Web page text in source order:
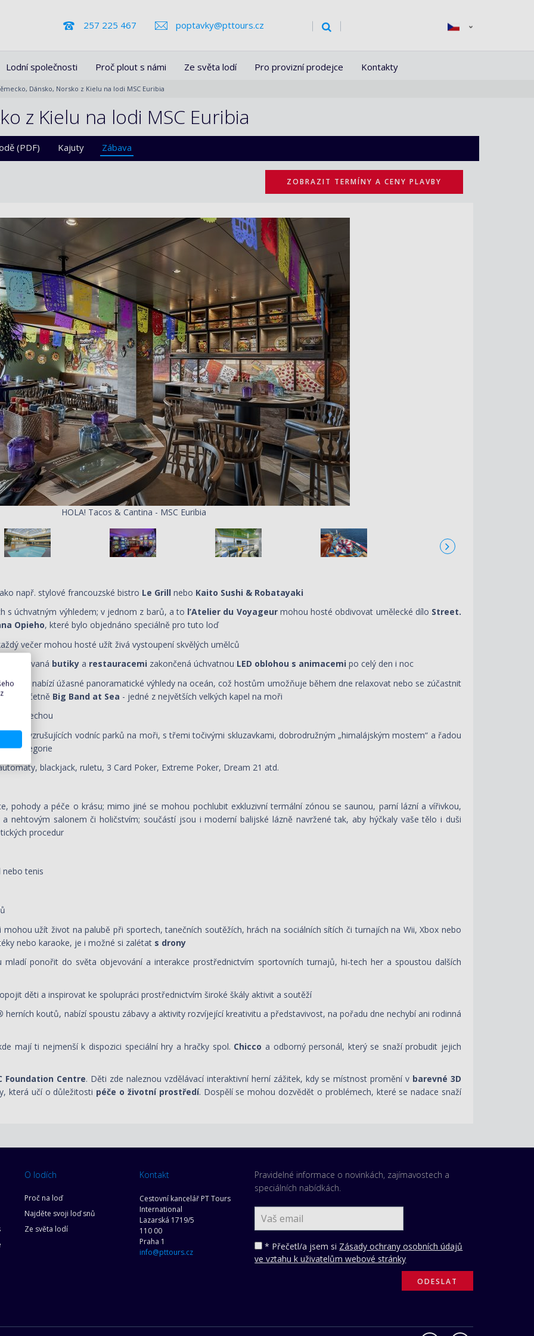
257 225 467 poptavky@pttours.cz
Lodní společnosti Proč plout s námi Ze světa lodí Pro provizní prodejce Kontakty
Dánsko, Norsko z Kielu na lodi MSC Euribia
z Kielu na lodi MSC Euribia
(PDF) Kajuty Zábava
ZOBRAZIT TERMÍNY A CENY PLAVBY
HOLA! Tacos & Cantina - MSC Euribia
např. stylové francouzské bistro Le Grill nebo Kaito Sushi & Robatayaki
s úchvatným výhledem; v jednom z barů, a to l’Atelier du Voyageurmohou hosté obdivovat umělecké dílo Street.
Opieho, které bylo objednáno speciálně pro tuto loď
večer mohou hosté užít živá vystoupení skvělých umělců
lemovaná butiky a restauracemi zakončená úchvatnou LED oblohou s animacemi po celý den i noc
lodi a nabízí úžasné panoramatické výhledy na oceán, což hostům umožňuje během dne relaxovat nebo se zúčastnit
včetně Big Band at Sea - jedné z největších velkých kapel na moři
střechou
vzrušujících vodníc parků na moři, s třemi točivými skluzavkami, dobrodružným „himalájským mostem“ a řadou
kategorie
blackjack, ruletu, 3 Card Poker, Extreme Poker, Dream 21 atd.
pohody a péče o krásu; mimo jiné se mohou pochlubit exkluzivní termální zónou se saunou, parní lázní a vířivkou,
nehtovým salonem či holičstvím; součástí jsou i moderní balijské lázně navržené tak, aby hýčkaly vaše tělo i duši
procedur
tenis
mohou užít život na palubě při sportech, tanečních soutěžích, hrách na sociálních sítích či turnajích na Wii, Xbox nebo
nebo karaoke, je i možné si zalétat s drony
mladí ponořit do světa objevování a interakce prostřednictvím sportovních turnajů, hi-tech her a spoustou dalších
děti a inspirovat ke spolupráci prostřednictvím široké škály aktivit a soutěží
herních koutů, nabízí spoustu zábavy a aktivity rozvíjející kreativitu a představivost, na pořadu dne nechybí ani rodinná
mají ti nejmenší k dispozici speciální hry a hračky spol. Chicco a odborný personál, který se snaží probudit jejich
Foundation Centre. Děti zde naleznou vzdělávací interaktivní herní zážitek, kdy se místnost promění v barevné 3D
která učí o důležitosti péče o životní prostředí. Dospělí se mohou dozvědět o problémech, které se nadace snaží
O lodích
Proč na loď
Najděte svoji loď snů
Ze světa lodí
Kontakt
Cestovní kancelář PT Tours
International
Lazarská 1719/5
110 00
Praha 1
info@pttours.cz
Pravidelné informace o novinkách, zajímavostech a
speciálních nabídkách.
* Přečetl/a jsem si Zásady ochrany osobních údajů
ve vztahu k uživatelům webové stránky